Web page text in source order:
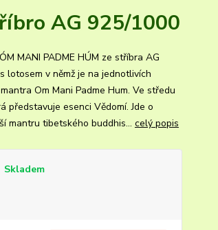
AG 925/1000
MANI PADME HÚM ze stříbra AG
lotosem v němž je na jednotlivích
Om Mani Padme Hum. Ve středu
představuje esenci Vědomí. Jde o
mantru tibetského buddhis... celý popis
Skladem